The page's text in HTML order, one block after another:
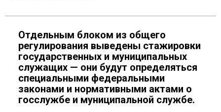
Отдельным блоком из общего
регулирования выведены стажировки
государственных и муниципальных
служащих — они будут определяться
специальными федеральными
законами и нормативными актами о
госслужбе и муниципальной службе.